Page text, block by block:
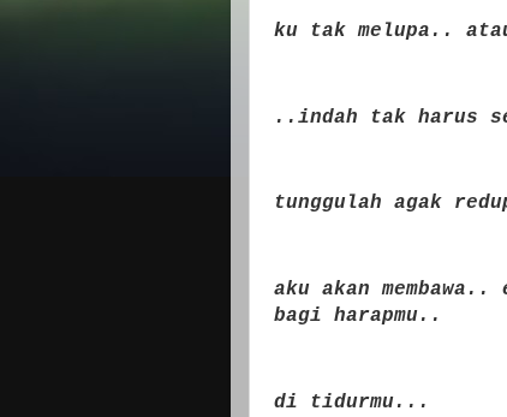
ku tak melupa..
..indah tak harus
tunggulah agak
aku akan
bagi harapmu..
di tidurmu...